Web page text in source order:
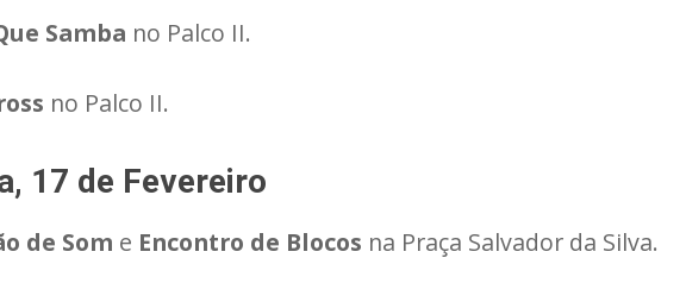
Samba no Palco II.
no Palco II.
17 de Fevereiro
de Som e Encontro de Blocos na Praça Salvador da Silva.